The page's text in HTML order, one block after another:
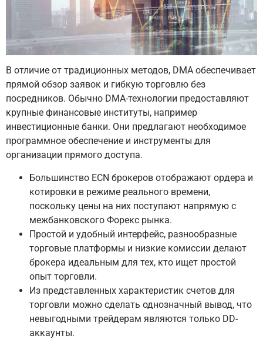
В отличие от традиционных методов, DMA обеспечивает
прямой обзор заявок и гибкую торговлю без
посредников. Обычно DMA-технологии предоставляют
крупные финансовые институты, например
инвестиционные банки. Они предлагают необходимое
программное обеспечение и инструменты для
организации прямого доступа.
Большинство ECN брокеров отображают ордера и
котировки в режиме реального времени,
поскольку цены на них поступают напрямую с
межбанковского Форекс рынка.
Простой и удобный интерфейс, разнообразные
торговые платформы и низкие комиссии делают
брокера идеальным для тех, кто ищет простой
опыт торговли.
Из представленных характеристик счетов для
торговли можно сделать однозначный вывод, что
невыгодными трейдерам являются только DD-
аккаунты.